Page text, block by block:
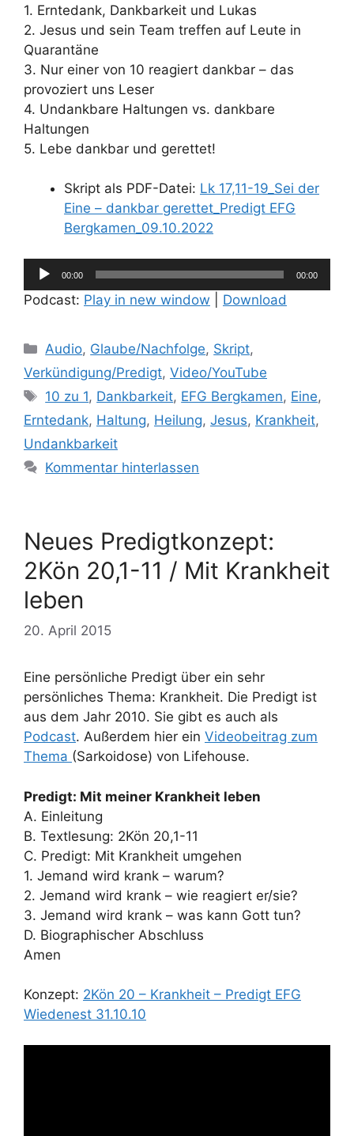
1. Erntedank, Dankbarkeit und Lukas
2. Jesus und sein Team treffen auf Leute in
Quarantäne
3. Nur einer von 10 reagiert dankbar – das
provoziert uns Leser
4. Undankbare Haltungen vs. dankbare
Haltungen
5. Lebe dankbar und gerettet!
Skript als PDF-Datei: Lk 17,11-19_Sei der
Eine – dankbar gerettet_Predigt EFG
Bergkamen_09.10.2022
Audio-
Player
00:00 00:00
Podcast: Play in new window Download
Kategorien
Audio, Glaube/Nachfolge, Skript,
Verkündigung/Predigt, Video/YouTube
Schlagwörter
10 zu 1, Dankbarkeit, EFG Bergkamen, Eine,
Erntedank, Haltung, Heilung, Jesus, Krankheit,
Undankbarkeit
Kommentar hinterlassen
Neues Predigtkonzept:
2Kön 20,1-11 / Mit Krankheit
leben
20. April 2015
Eine persönliche Predigt über ein sehr
persönliches Thema: Krankheit. Die Predigt ist
aus dem Jahr 2010. Sie gibt es auch als
Podcast. Außerdem hier ein Videobeitrag zum
Thema (Sarkoidose) von Lifehouse.
Predigt: Mit meiner Krankheit leben
A. Einleitung
B. Textlesung: 2Kön 20,1-11
C. Predigt: Mit Krankheit umgehen
1. Jemand wird krank – warum?
2. Jemand wird krank – wie reagiert er/sie?
3. Jemand wird krank – was kann Gott tun?
D. Biographischer Abschluss
Amen
Konzept: 2Kön 20 – Krankheit – Predigt EFG
Wiedenest 31.10.10